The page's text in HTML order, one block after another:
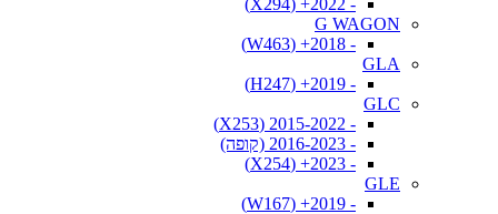
- 2022+ (X294)
G WAGON
- 2018+ (W463)
GLA
- 2019+ (H247)
GLC
- 2015-2022 (X253)
- 2016-2023 (קופה)
- 2023+ (X254)
GLE
- 2019+ (W167)